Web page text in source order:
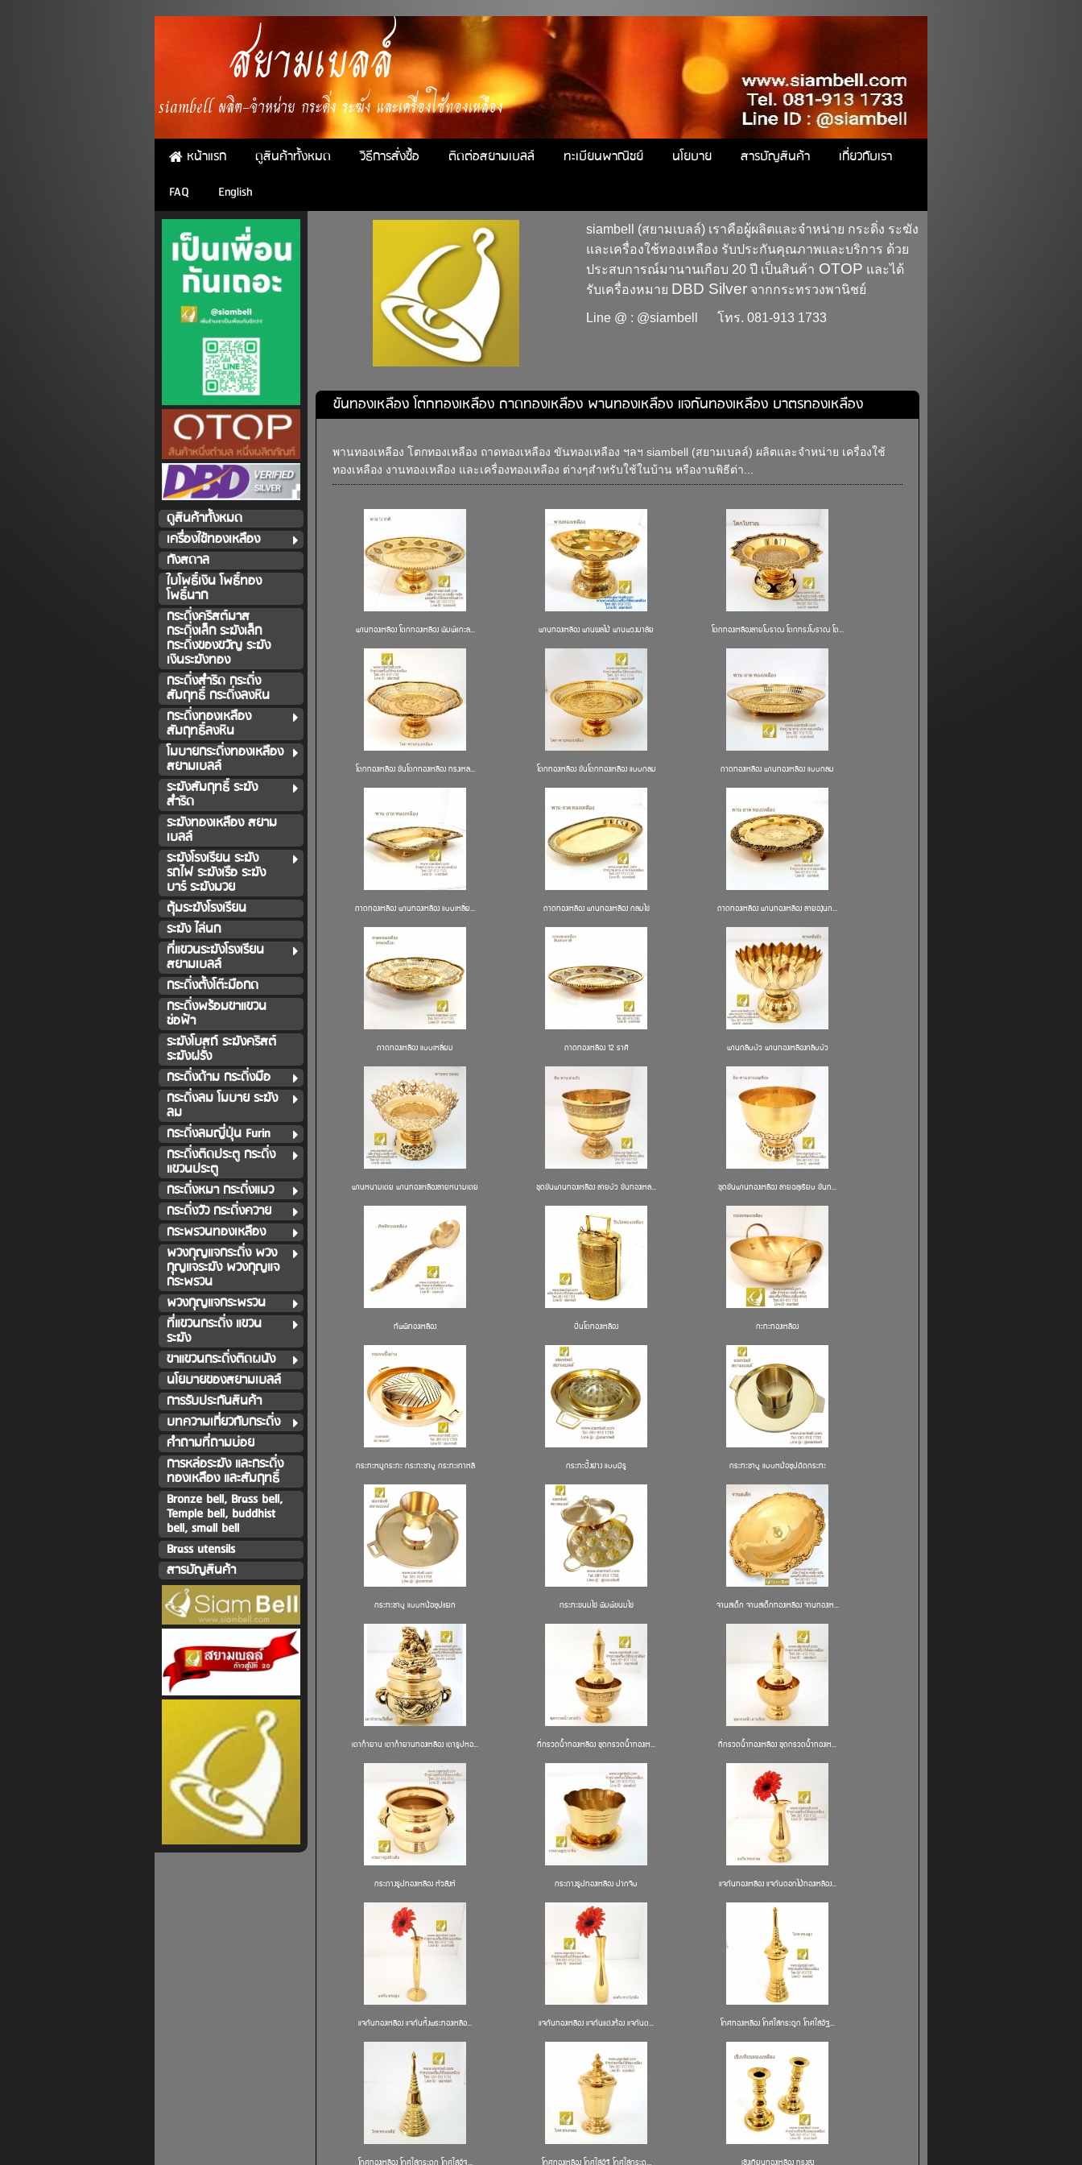
สยามเบลล์
siambell ผลิต-จำหน่าย กระดิ่ง ระฆัง และเครื่องใช้ทองเหลือง
หน้าแรก ดูสินค้าทั้งหมด วิธีการสั่งซื้อ ติดต่อสยามเบลล์ ทะเบียนพาณิชย์ นโยบาย สารบัญสินค้า
เกี่ยวกับเรา
FAQ
English
ดูสินค้าทั้งหมด
เครื่องใช้ทองเหลือง
กังสดาล
ใบโพธิ์เงิน โพธิ์ทอง
โพธิ์นาก
กระดิ่งคริสต์มาส
กระดิ่งเล็ก ระฆังเล็ก
กระดิ่งของขวัญ ระฆัง
เงินระฆังทอง
กระดิ่งสำริด กระดิ่ง
สัมฤทธิ์ กระดิ่งลงหิน
กระดิ่งทองเหลือง
สัมฤทธิ์ลงหิน
โมบายกระดิ่งทองเหลือง
สยามเบลล์
ระฆังสัมฤทธิ์ ระฆัง
สำริด
ระฆังทองเหลือง สยาม
เบลล์
ระฆังโรงเรียน ระฆัง
รถไฟ ระฆังเรือ ระฆัง
บาร์ ระฆังมวย
ตุ้มระฆังโรงเรียน
ระฆัง ไล่นก
ที่แขวนระฆังโรงเรียน
สยามเบลล์
กระดิ่งตั้งโต๊ะมือกด
กระดิ่งพร้อมขาแขวน
ช่อฟ้า
ระฆังโบสถ์ ระฆังคริสต์
ระฆังฝรั่ง
กระดิ่งด้าม กระดิ่งมือ
กระดิ่งลม โมบาย ระฆัง
ลม
กระดิ่งลมญี่ปุ่น Furin
กระดิ่งติดประตู กระดิ่ง
แขวนประตู
กระดิ่งหมา กระดิ่งแมว
กระดิ่งวัว กระดิ่งควาย
กระพรวนทองเหลือง
พวงกุญแจกระดิ่ง พวง
กุญแจระฆัง พวงกุญแจ
กระพรวน
พวงกุญแจกระพรวน
ที่แขวนกระดิ่ง แขวน
ระฆัง
ขาแขวนกระดิ่งติดผนัง
นโยบายของสยามเบลล์
การรับประกันสินค้า
บทความเกี่ยวกับกระดิ่ง
คำถามที่ถามบ่อย
การหล่อระฆัง และกระดิ่ง
ทองเหลืิอง และสัมฤทธิ์
Bronze bell, Brass bell,
Temple bell, buddhist
bell, small bell
Brass utensils
สารบัญสินค้า
siambell
(สยามเบลล์) เราคือผู้ผลิตและจำหน่าย กระดิ่ง ระฆัง
และเครื่องใช้ทองเหลือง รับประกันคุณภาพและบริการ ด้วย
ประสบการณ์มานานเกือบ 20 ปี เป็นสินค้า OTOP และได้
รับเครื่องหมาย DBD Silver จากกระทรวงพานิชย์
Line @ : @siambell โทร. 081-913 1733
ขันทองเหลือง โตกทองเหลือง ถาดทองเหลือง พานทองเหลือง แจกันทองเหลือง บาตรทองเหลือง
พานทองเหลือง โตกทองเหลือง ถาดทองเหลือง ขันทองเหลือง ฯลฯ siambell (สยามเบลล์) ผลิตและจำหน่าย เครื่องใช้
ทองเหลือง งานทองเหลือง และเครื่องทองเหลือง ต่างๆสำหรับใช้ในบ้าน หรืองานพิธีต่า...
พานทองเหลือง โตกทองเหลือง พิมพ์แกะล... พานทองเหลือง พานผลไม้ พานพวงมาลัย โตกทองเหลืองลายโบราณ โตกทรงโบราณ โต...
โตกทองเหลือง ขันโตกทองเหลือง ทรงเหล... โตกทองเหลือง ขันโตกทองเหลือง แบบกลม ถาดทองเหลือง พานทองเหลือง แบบกลม
ถาดทองเหลือง พานทองเหลือง แบบเหลี่ย... ถาดทองเหลือง พานทองเหลือง กลมไข่ ถาดทองเหลือง พานทองเหลือง ลายองุ่นก...
ถาดทองเหลือง แบบเหลี่ยม ถาดทองเหลือง 12 ราศี พานกลีบบัว พานทองเหลืองกลีบบัว
พานหนามเตย พานทองเหลืองลายหนามเตย ชุดขันพานทองเหลือง ลายบัว ขันทองเหล... ชุดขันพานทองเหลือง ลายฉลุเรียบ ขันท...
ทัพพีทองเหลือง ปิ่นโตทองเหลือง กะทะทองเหลือง
กระทะหมูกระทะ กระทะชาบู กระทะเกาหลี กระทะปิ้งย่าง แบบมีรู กระทะชาบู แบบหม้อซุปติดกระทะ
กระทะชาบู แบบหน้อซุปแยก กระทะขนมไข่ พิมพ์ขนมไข่ จานสเต็ก จานสเต็กทองเหลือง จานทองเห...
เตากำยาน เตากำยานทองเหลือง เตาธูปหอ... ที่กรวดน้ำทองเหลือง ชุดกรวดน้ำทองเห... ที่กรวดน้ำทองเหลือง ชุดกรวดน้ำทองเห...
กระถางธูปทองเหลือง หัวสิงห์ กระถางธูปทองเหลือง ปากจีบ แจกันทองเหลือง แจกันดอกไม้ทองเหลือง...
แจกันทองเหลือง แจกันหิ้งพระทองเหลือ... แจกันทองเหลือง แจกันแต่งห้อง แจกันต... โกศทองเหลือง โกศใส่กระดูก โกศใส่อัฐ...
โกศทองเหลือง โกศใส่กระดูก โกศใส่อัฐ... โกศทองเหลือง โกศใส่อัฐิ โกศใส่กระดู... เชิงเทียนทองเหลือง ทรงสูง